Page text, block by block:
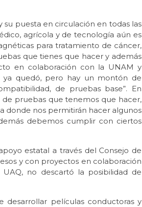
su puesta en circulación en todas las
agrícola y de tecnología aún es
para tratamiento de cáncer,
que tienes que hacer y además
en colaboración con la UNAM y
ya quedó, pero hay un montón de
de pruebas base”. En
de pruebas que tenemos que hacer,
donde nos permitirán hacer algunos
debemos cumplir con ciertos
estatal a través del Consejo de
y con proyectos en colaboración
UAQ, no descartó la posibilidad de
películas conductoras y